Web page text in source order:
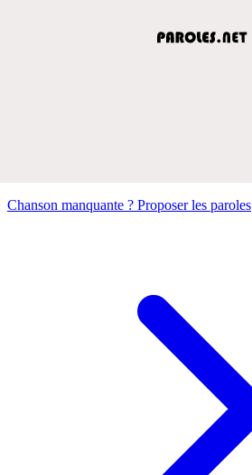
Chanson manquante ? Proposer les paroles